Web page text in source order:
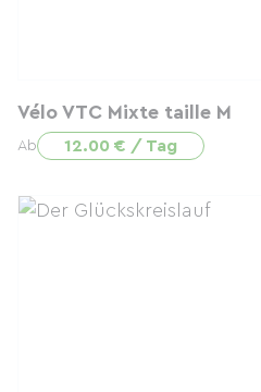
Vélo VTC Mixte taille M
Ab 12.00 € / Tag